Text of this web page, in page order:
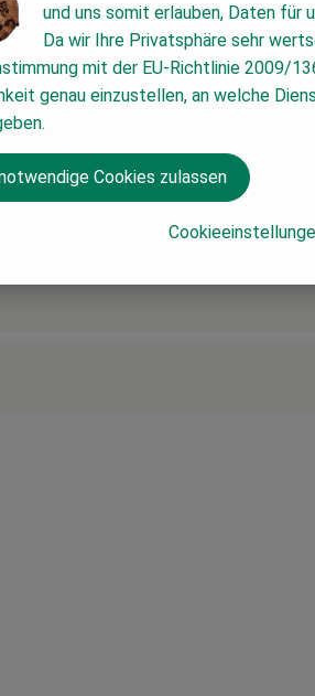
und uns somit erlauben, Daten für
Da wir Ihre Privatsphäre sehr
mit der EU-Richtlinie 2009/
genau einzustellen, an welche
Cookies zulassen